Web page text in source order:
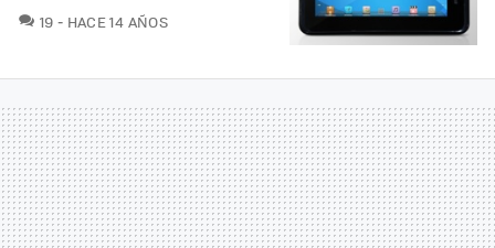
19 COMENTARIOS
HACE 14 AÑOS